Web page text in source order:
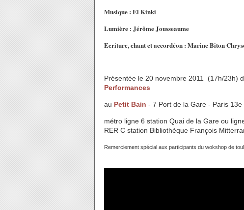
Musique : El Kinki
Lumière : Jérôme Jousseaume
Ecriture, chant et accordéon : Marine Biton
Présentée le 20 novembre 2011 (17h/23h)
Performances
au Petit Bain - 7 Port de la Gare - Paris 13e
métro ligne 6 station Quai de la Gare ou
RER C station Bibliothèque François
Remerciement spécial aux participants du wokshop de